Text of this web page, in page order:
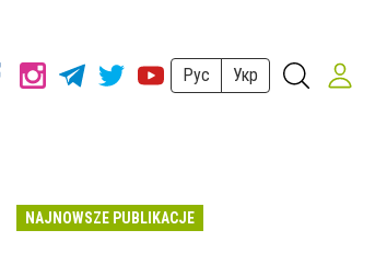
Рус Укр
NAJNOWSZE PUBLIKACJE